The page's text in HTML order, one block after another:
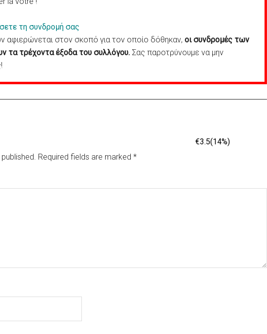
τη συνδρομή σας
στον σκοπό για τον οποίο δόθηκαν, οι συνδρομές των
τα τρέχοντα έξοδα του συλλόγου. Σας παροτρύνουμε να μην
Required fields are marked *